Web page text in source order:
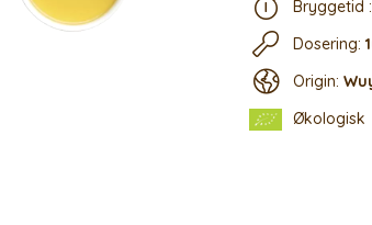
Bryggetid :
Dosering:
Origin:
Økologisk